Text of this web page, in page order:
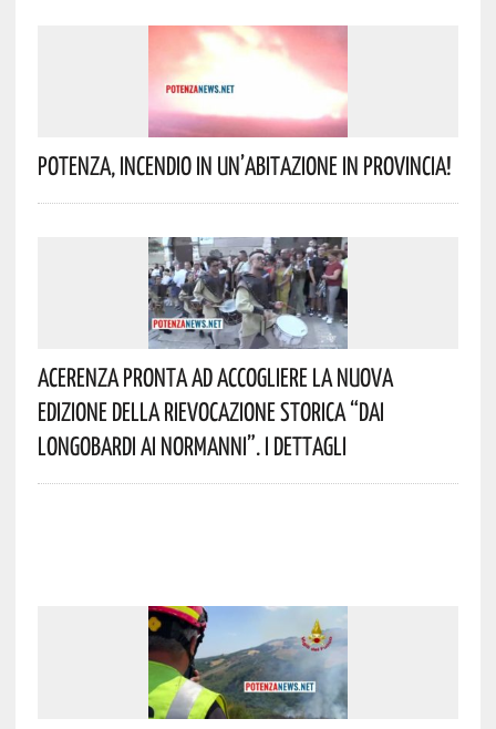
Potenza, Incendio In Un’abitazione In Provincia!
Acerenza Pronta Ad Accogliere La Nuova
Edizione Della Rievocazione Storica “Dai
Longobardi Ai Normanni”. I Dettagli